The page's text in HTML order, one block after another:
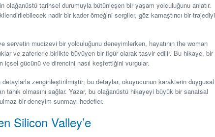
olağanüstü tarihsel durumuyla bütünleşen bir yaşam yolculuğunu anlatır.
nadir bir kader örneğini sergiler, göz kamaştırıcı bir trajediyi
servetin mucizevi bir yolculuğunu deneyimlerken, hayatının the woman
ve zaferlerle birlikte büyüyen bir figür olarak tasvir edilir. Bu hikaye, bir
içsel gücünü ve direncini nasıl keşfettiğini vurgular.
detaylarla zenginleştirilmiştir; bu detaylar, okuyucunun karakterin duygusal
tanık olmasını sağlar. Yazar, bu olağanüstü hikayeyi büyük bir sanatsal
bir deneyim sunmayı hedefler.
Silicon Valley’e